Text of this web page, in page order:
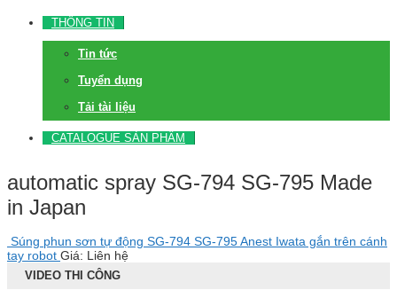
THÔNG TIN
Tin tức
Tuyển dụng
Tải tài liệu
CATALOGUE SẢN PHẨM
automatic spray SG-794 SG-795 Made
in Japan
Súng phun sơn tự động SG-794 SG-795 Anest Iwata gắn trên cánh
tay robot Giá: Liên hệ
VIDEO THI CÔNG